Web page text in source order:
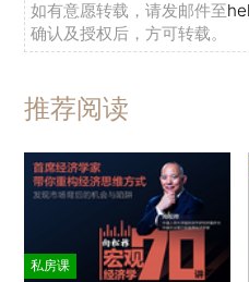
如有意愿转载，请发邮件至
确认及授权后，方可转载。
推荐阅读
私房课